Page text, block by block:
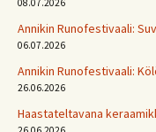
Annikin Runofestivaali:
06.07.2026
Annikin Runofestivaali:
26.06.2026
Haastateltavana